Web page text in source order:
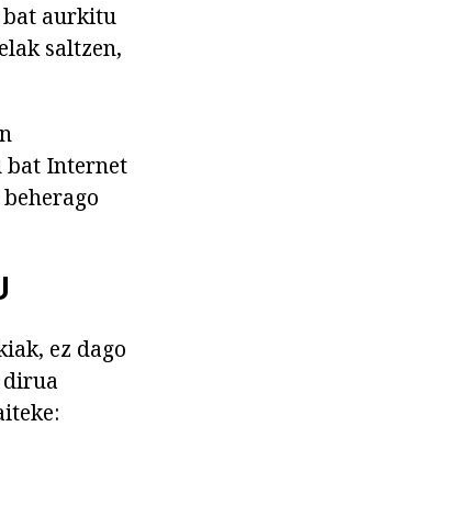
bat aurkitu
saltzen,
bat Internet
ez dago
dirua